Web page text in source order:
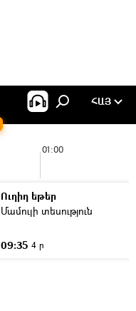
ՀԱՅ
01:00
Ուղիղ եթեր
Մամուլի տեսություն
09:35 4 ր